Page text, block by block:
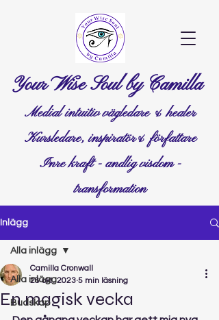
Your Wise Soul by Camilla
Medial intuitiv vägledare & healer
Kursledare, inspiratör& författare
Inre kraft - andlig visdom -
transformation
Inlägg
Alla inlägg
Budskap
Alla inlägg
En magisk vecka
Camilla Cronwall
28 okt. 2023 5 min läsning